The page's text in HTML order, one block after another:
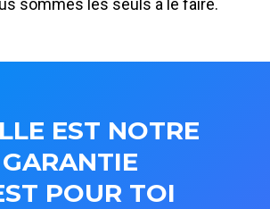
sommes les seuls à le faire.
EST NOTRE
GARANTIE
POUR TOI